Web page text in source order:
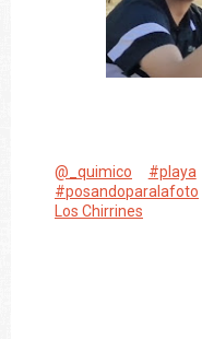
@_quimico #playa
#posandoparalafoto
Los Chirrines